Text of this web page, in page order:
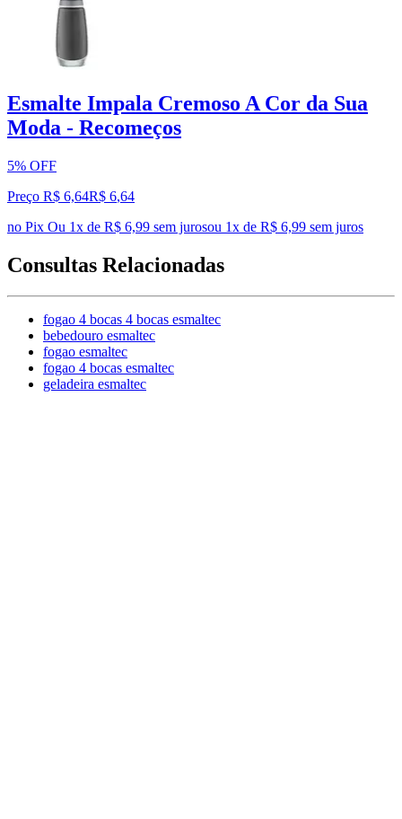
Esmalte Impala Cremoso A Cor da Sua
Moda - Recomeços
5% OFF
Preço R$ 6,64R$ 6,64
no Pix Ou 1x de R$ 6,99 sem jurosou 1x de R$ 6,99 sem juros
Consultas Relacionadas
fogao 4 bocas 4 bocas esmaltec
bebedouro esmaltec
fogao esmaltec
fogao 4 bocas esmaltec
geladeira esmaltec